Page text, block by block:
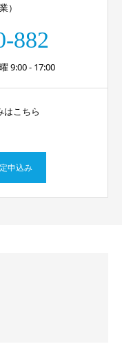
）
882
9:00 - 17:00
はこちら
申込み